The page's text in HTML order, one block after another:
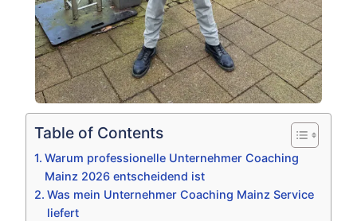
Table of Contents
Warum professionelle Unternehmer Coaching
Mainz 2026 entscheidend ist
Was mein Unternehmer Coaching Mainz Service
liefert